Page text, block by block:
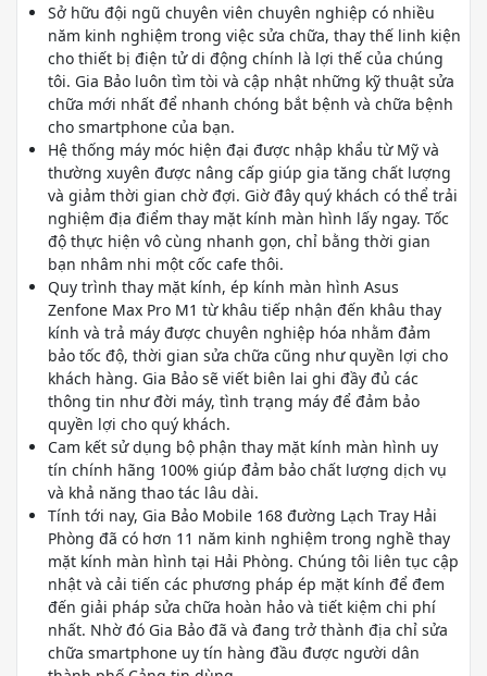
Sở hữu đội ngũ chuyên viên chuyên nghiệp có nhiều
năm kinh nghiệm trong việc sửa chữa, thay thế linh kiện
cho thiết bị điện tử di động chính là lợi thế của chúng
tôi. Gia Bảo luôn tìm tòi và cập nhật những kỹ thuật sửa
chữa mới nhất để nhanh chóng bắt bệnh và chữa bệnh
cho smartphone của bạn.
Hệ thống máy móc hiện đại được nhập khẩu từ Mỹ và
thường xuyên được nâng cấp giúp gia tăng chất lượng
và giảm thời gian chờ đợi. Giờ đây quý khách có thể trải
nghiệm địa điểm thay mặt kính màn hình lấy ngay. Tốc
độ thực hiện vô cùng nhanh gọn, chỉ bằng thời gian
bạn nhâm nhi một cốc cafe thôi.
Quy trình thay mặt kính, ép kính màn hình Asus
Zenfone Max Pro M1 từ khâu tiếp nhận đến khâu thay
kính và trả máy được chuyên nghiệp hóa nhằm đảm
bảo tốc độ, thời gian sửa chữa cũng như quyền lợi cho
khách hàng. Gia Bảo sẽ viết biên lai ghi đầy đủ các
thông tin như đời máy, tình trạng máy để đảm bảo
quyền lợi cho quý khách.
Cam kết sử dụng bộ phận thay mặt kính màn hình uy
tín chính hãng 100% giúp đảm bảo chất lượng dịch vụ
và khả năng thao tác lâu dài.
Tính tới nay, Gia Bảo Mobile 168 đường Lạch Tray Hải
Phòng đã có hơn 11 năm kinh nghiệm trong nghề thay
mặt kính màn hình tại Hải Phòng. Chúng tôi liên tục cập
nhật và cải tiến các phương pháp ép mặt kính để đem
đến giải pháp sửa chữa hoàn hảo và tiết kiệm chi phí
nhất. Nhờ đó Gia Bảo đã và đang trở thành địa chỉ sửa
chữa smartphone uy tín hàng đầu được người dân